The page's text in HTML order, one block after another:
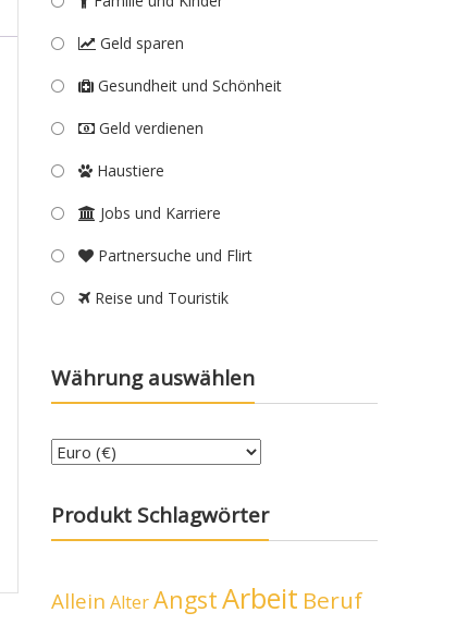
Geld sparen
Gesundheit und Schönheit
Geld verdienen
Haustiere
Jobs und Karriere
Partnersuche und Flirt
Reise und Touristik
Währung auswählen
Produkt Schlagwörter
Allein AlterAngstArbeit Beruf